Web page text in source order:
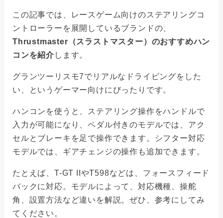
この記事では、レースゲーム向けのステアリングコ
ントローラーを展開しているブランドの、
Thrustmaster（スラストマスター）のおすすめハン
コンを紹介 します。
グランツーリスモ7でリアルなドライビングをした
い、というゲーマー向けにぴったりです。
ハンコンを使うと、ステアリング操作をハンドルで
入力が可能になり、ペダル付きのモデルでは、アク
セルとブレーキを足で操作できます。シフター対応
モデルでは、ギアチェンジの操作も追加できます。
たとえば、T-GT IIやT598などは、フォースフィード
バックに対応。モデルによって、対応機種、操舵
角、設置方法など違いを解説。ぜひ、参考にしてみ
てください。